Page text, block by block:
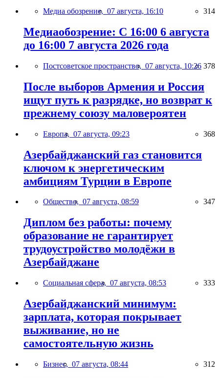
Медиа обозрение, 07 августа, 16:10 314
Медиаобозрение: С 16:00 6 августа
до 16:00 7 августа 2026 года
Постсоветское пространство, 07 августа, 10:26 378
После выборов Армения и Россия
ищут путь к разрядке, но возврат к
прежнему союзу маловероятен
Европа, 07 августа, 09:23 368
Азербайджанский газ становится
ключом к энергетическим
амбициям Турции в Европе
Общество, 07 августа, 08:59 347
Диплом без работы: почему
образование не гарантирует
трудоустройство молодёжи в
Азербайджане
Социальная сфера, 07 августа, 08:53 333
Азербайджанский минимум:
зарплата, которая покрывает
выживание, но не
самостоятельную жизнь
Бизнес, 07 августа, 08:44 312